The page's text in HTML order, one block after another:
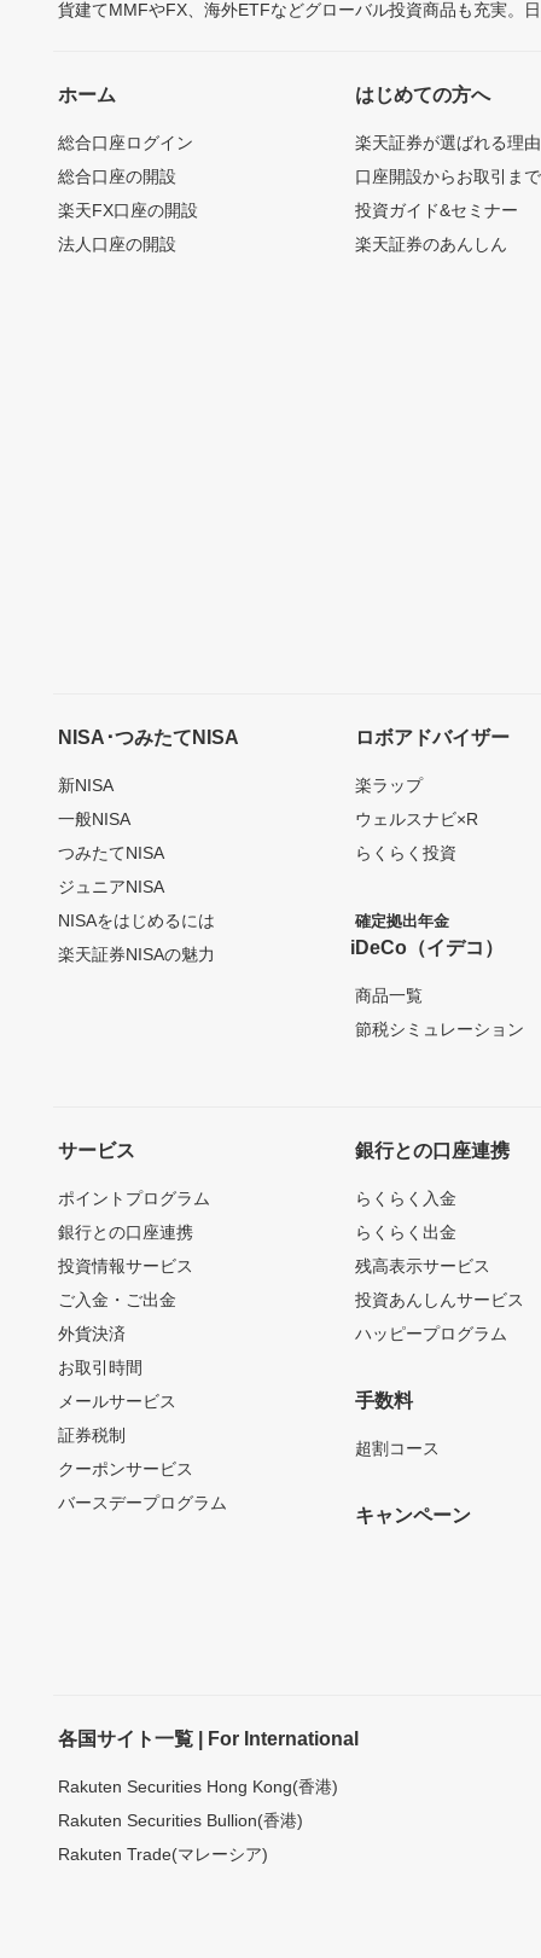
貨建てMMFやFX、海外ETFなどグローバル投資商品も充実。
ホーム
総合口座ログイン
総合口座の開設
楽天FX口座の開設
法人口座の開設
はじめての方へ
楽天証券が選ばれる理由
口座開設からお取引ま
投資ガイド&セミナー
楽天証券のあんしん
NISA･つみたてNISA
新NISA
一般NISA
つみたてNISA
ジュニアNISA
NISAをはじめるには
楽天証券NISAの魅力
ロボアドバイザー
楽ラップ
ウェルスナビ×R
らくらく投資
確定拠出年金
iDeCo（イデコ）
商品一覧
節税シミュレーション
サービス
ポイントプログラム
銀行との口座連携
投資情報サービス
ご入金・ご出金
外貨決済
お取引時間
メールサービス
証券税制
クーポンサービス
バースデープログラム
銀行との口座連携
らくらく入金
らくらく出金
残高表示サービス
投資あんしんサービス
ハッピープログラム
手数料
超割コース
キャンペーン
各国サイト一覧 | For International
Rakuten Securities Hong Kong(香港)
Rakuten Securities Bullion(香港)
Rakuten Trade(マレーシア)